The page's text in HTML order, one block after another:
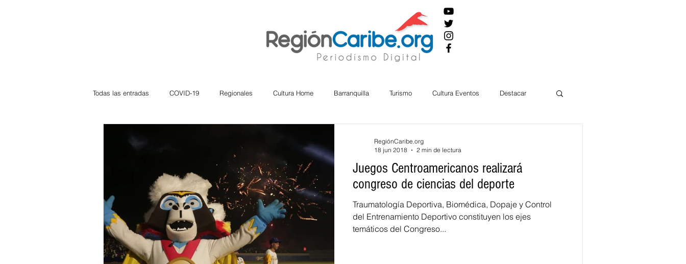
Todas las entradas COVID-19 Regionales Cultura Home Barranquilla Turismo Cultura Eventos Destacar
Bloggeros Hermanos Mayores Economía RAP CARIBE Política Documentos Día 10/10 2017
Carnaval Educación BID BIENESTAR AMBIENTAL AFRO
Juegos Centroamericanos realizará
congreso de ciencias del deporte
Traumatología Deportiva, Biomédica, Dopaje y Control
del Entrenamiento Deportivo constituyen los ejes
temáticos del Congreso...
RegiónCaribe.org
18 jun 2018
2 min de lectura